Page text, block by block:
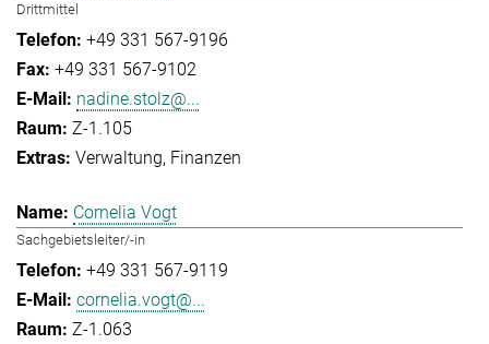
Drittmittel
+49 331 567-9196
+49 331 567-9102
nadine.stolz@...
Z-1.105
Verwaltung Finanzen
Cornelia Vogt
Sachgebietsleiter/-in
+49 331 567-9119
cornelia.vogt@...
Z-1.063